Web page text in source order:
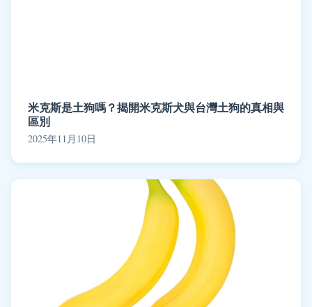
米克斯是土狗嗎？揭開米克斯犬與台灣土狗的真相與
區別
2025年11月10日